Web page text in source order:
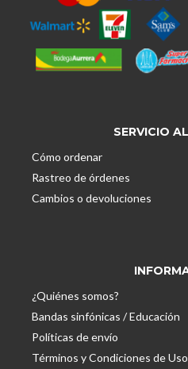
SERVICIO
Cómo ordenar
Rastreo de órdenes
Cambios o devoluciones
¿Quiénes somos?
Bandas sinfónicas / Educación
Políticas de envío
Términos y Condiciones de Uso